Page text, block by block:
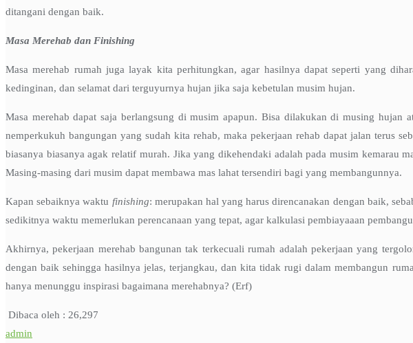
ditangani dengan baik.
Masa Merehab dan Finishing
Masa merehab rumah juga layak kita perhitungkan, agar hasilnya dapat seperti yang
kedinginan, dan selamat dari terguyurnya hujan jika saja kebetulan musim hujan.
Masa merehab dapat saja berlangsung di musim apapun. Bisa dilakukan di musing
nemperkukuh bangungan yang sudah kita rehab, maka pekerjaan rehab dapat jalan terus
biasanya biasanya agak relatif murah. Jika yang dikehendaki adalah pada musim kemarau
Masing-masing dari musim dapat membawa mas lahat tersendiri bagi yang membangunnya.
Kapan sebaiknya waktu finishing: merupakan hal yang harus direncanakan dengan baik,
sedikitnya waktu memerlukan perencanaan yang tepat, agar kalkulasi pembiayaaan
Akhirnya, pekerjaan merehab bangunan tak terkecuali rumah adalah pekerjaan yang
dengan baik sehingga hasilnya jelas, terjangkau, dan kita tidak rugi dalam membangun
hanya menunggu inspirasi bagaimana merehabnya? (Erf)
Dibaca oleh : 26,297
admin